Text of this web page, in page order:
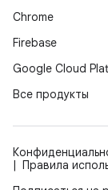
Chrome
Firebase
Google Cloud
Все продукты
Правила